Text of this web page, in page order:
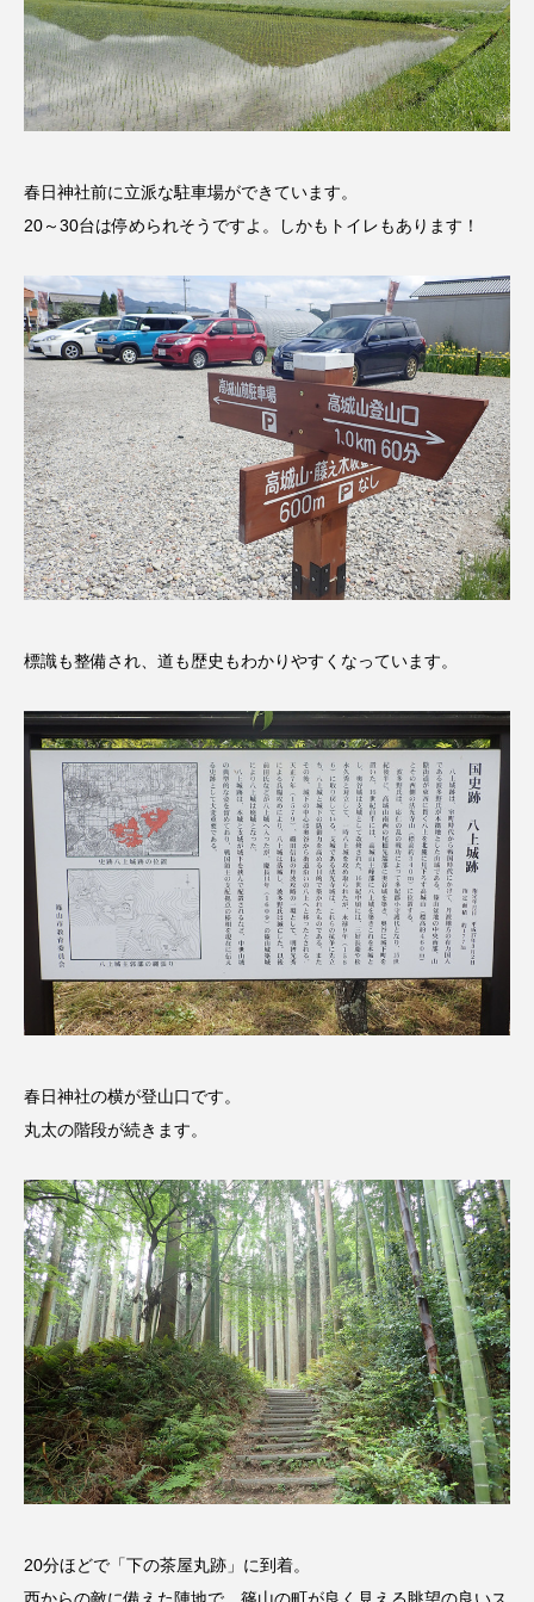
ROKKO森の音ミュージアム Rooting Aroma
SAKDAC HARMO
SANDA ORGANIC VILLAGE MEETINGのつながるラジオ
SDGs・タイプスマート農業推進プロジェクト関西学院
AgriNOVA
Singing with a smile snowwhite
SPOTTED PRODUCTIONS/TWIN
SUNSUNキッズ The Room Next Door
This is SUEKI We Live In Time WICKED
youtube Yukoの子連れハワイ旅珍道中
⻑尾謙杜
「THE オリバーな犬、（Gosh!!）このヤロウMOVIE」
『今日の空が一番好き、とまだ言えない僕は』
あいはらひろゆき
あかしあジュニア合唱団「さくらんぼ」
あかしあ台小学校 あじさいコンサート
あっぷっぷのぷ～ あなたが眠る間
あの歌を憶えている あめぽったん
おいしいぱんぱんでんしゃ
おしえて絵本 おでかけ情報
おばあちゃんと僕の約束 おもいおいも
おーい、応為 お知らせ かしこいエルゼ
かしこいグレーテル かもめ食堂
がんを知り、がんを考える きてみで東北
きもちはなにいろ？ くまぐみ
けやき台小学校
春日神社前に立派な駐車場ができています。
20～30台は停められそうですよ。しかもトイレもあります！
標識も整備され、道も歴史もわかりやすくなっています。
春日神社の横が登山口です。
丸太の階段が続きます。
20分ほどで「下の茶屋丸跡」に到着。